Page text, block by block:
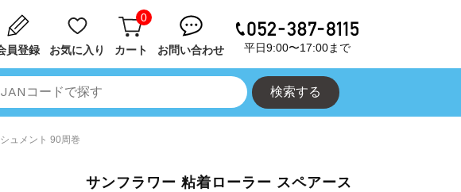
員登録 お気に入り
0
カート お問い合わせ 平日9:00〜17:00まで
ュメント 90周巻
サンフラワー 粘着ローラー スペアース